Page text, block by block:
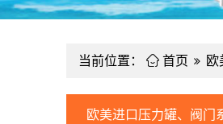
当前位置：  首页 欧
欧美进口压力罐、阀门